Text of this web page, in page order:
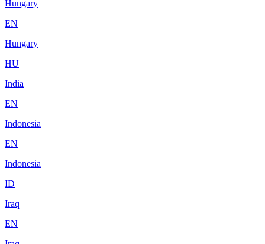
Hungary
EN
Hungary
HU
India
EN
Indonesia
EN
Indonesia
ID
Iraq
EN